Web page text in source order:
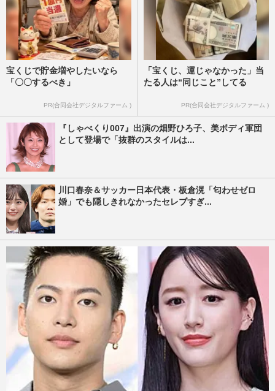
宝くじで貯金増やしたいなら
「〇〇するべき」
PR(合同会社デジタルファーム )
「宝くじ、運じゃなかった」当
たる人は“同じこと”してる
PR(合同会社デジタルファーム )
『しゃべくり007』出演の畑野ひろ子、美ボディ軍団
として登場で「抜群のスタイルは...
川口春奈＆サッカー日本代表・板倉滉「匂わせゼロ
婚」でも隠しきれなかったセレブすぎ...